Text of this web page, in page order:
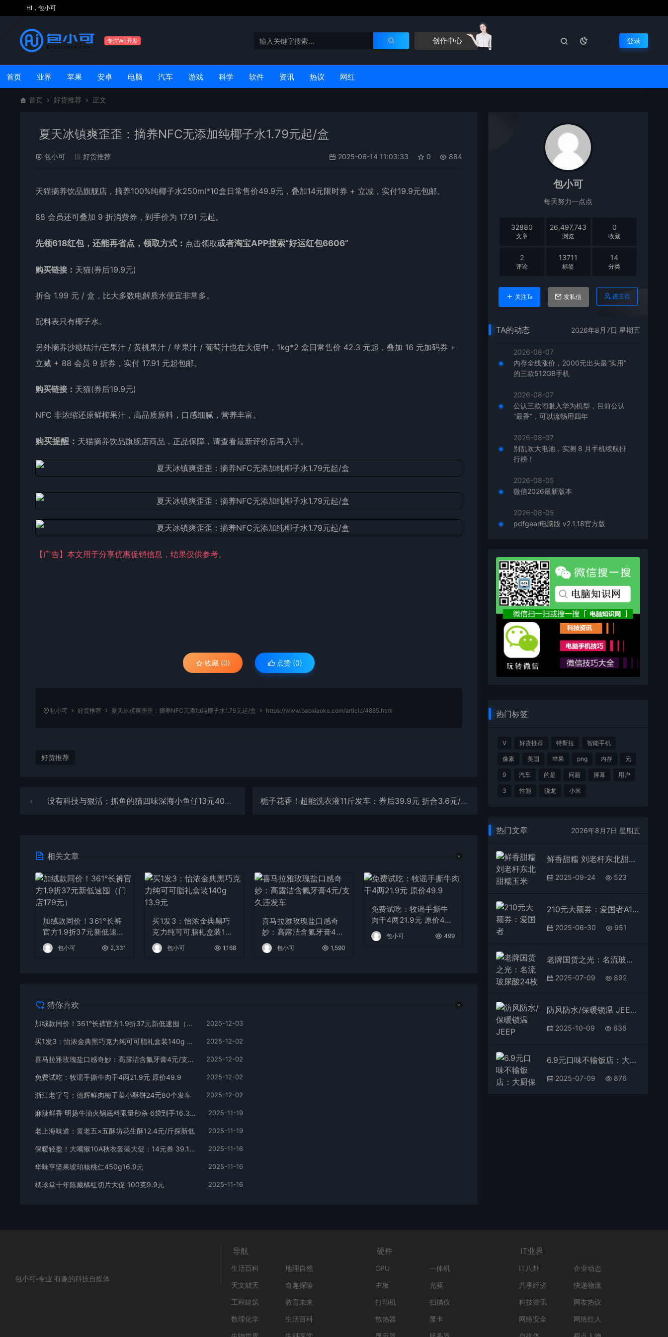
HI，包小可
专注WP开发 创作中心 登录
首页 业界 苹果 安卓 电脑 汽车 游戏 科学 软件 资讯 热议 网红
首页 好货推荐 正文
夏天冰镇爽歪歪：摘养NFC无添加纯椰子水1.79元起/盒
包小可 好货推荐 2025-06-14 11:03:33 0 884
天猫摘养饮品旗舰店，摘养100%纯椰子水250ml*10盒日常售价49.9元，叠加14元限时券 + 立减，实付19.9元包邮。
88 会员还可叠加 9 折消费券，到手价为 17.91 元起。
先领618红包，还能再省点，领取方式： 点击领取或者淘宝APP搜索“好运红包6606”
购买链接： 天猫(券后19.9元)
折合 1.99 元 / 盒，比大多数电解质水便宜非常多。
配料表只有椰子水。
另外摘养沙糖桔汁/芒果汁 / 黄桃果汁 / 苹果汁 / 葡萄汁也在大促中，1kg*2 盒日常售价 42.3 元起，叠加 16 元加码券 +
立减 + 88 会员 9 折券，实付 17.91 元起包邮。
购买链接： 天猫(券后19.9元)
NFC 非浓缩还原鲜榨果汁，高品质原料，口感细腻，营养丰富。
购买提醒： 天猫摘养饮品旗舰店商品，正品保障，请查看最新评价后再入手。
【广告】本文用于分享优惠促销信息，结果仅供参考。
收藏 (0) 点赞 (0)
包小可 好货推荐 夏天冰镇爽歪歪：摘养NFC无添加纯椰子水1.79元起/盒 https://www.baoxiaoke.com/article/4885.html
好货推荐
没有科技与狠活：抓鱼的猫四味深海小鱼仔13元40包大促 栀子花香！超能洗衣液11斤发车：券后39.9元 折合3.6元/斤
相关文章
加绒款同价！361°长裤
官方1.9折37元新低速囤
（门店179元）
包小可 2,331
买1发3：怡浓金典黑巧
克力纯可可脂礼盒装140
g 13.9元
包小可 1,168
喜马拉雅玫瑰盐口感奇
妙：高露洁含氟牙膏4
元/支久违发车
包小可 1,590
免费试吃：牧谣手撕牛
肉干4两21.9元 原价49.
9
包小可 499
猜你喜欢
加绒款同价！361°长裤官方1.9折37元新低速囤（门店179元） 2025-12-03
买1发3：怡浓金典黑巧克力纯可可脂礼盒装140g 13.9元 2025-12-02
喜马拉雅玫瑰盐口感奇妙：高露洁含氟牙膏4元/支久违发车 2025-12-02
免费试吃：牧谣手撕牛肉干4两21.9元 原价49.9 2025-12-02
浙江老字号：德辉鲜肉梅干菜小酥饼24元80个发车 2025-12-02
麻辣鲜香 明扬牛油火锅底料限量秒杀 6袋到手16.36元 2025-11-19
老上海味道：黄老五×五酥坊花生酥12.4元/斤探新低 2025-11-19
保暖轻盈！大嘴猴10A秋衣套装大促：14元券 39.1到手 2025-11-16
华味亨坚果琥珀核桃仁450g16.9元 2025-11-16
橘珍堂十年陈藏橘红切片大促 100克9.9元 2025-11-16
包小可
每天努力一点点
32880
文章
26,497,743
浏览
0
收藏
2
评论
13711
标签
14
分类
关注Ta 发私信 进主页
TA的动态 2026年8月7日 星期五
2026-08-07
内存全线涨价，2000元出头最“实用”
的三款512GB手机
2026-08-07
公认三款闭眼入华为机型，目前公认
“最香”，可以流畅用四年
2026-08-07
别乱吹大电池，实测 8 月手机续航排
行榜！
2026-08-05
微信2026最新版本
2026-08-05
pdfgear电脑版 v2.1.18官方版
热门标签
V 好货推荐 特斯拉 智能手机
像素 美国 苹果 png 内存 元
9 汽车 的是 问题 屏幕 用户
3 性能 骁龙 小米
热门文章 2026年8月7日 星期五
鲜香甜糯 刘老杆东北甜糯玉米16.9元8穗大促
2025-09-24 523
210元大额券：爱国者A108/AG98黄轴机械键盘99/139元官方探底
2025-06-30 951
老牌国货之光：名流玻尿酸24枚11.9元刚需速囤（京东32元）
2025-07-09 892
防风防水/保暖锁温 JEEP SPIRIT户外三合一冲锋衣99元冲量
2025-10-09 636
6.9元口味不输饭店：大厨保罗意面经典番茄/黑椒牛肉狂促
2025-07-09 876
包小可-专业.有趣的科技自媒体
导航
生活百科
地理自然
天文航天
奇趣探险
工程建筑
教育未来
数理化学
生活百科
硬件
CPU
一体机
主板
光驱
打印机
扫描仪
散热器
显卡
IT业界
IT八卦
企业动态
共享经济
快递物流
科技资讯
网友热议
网络安全
网络红人